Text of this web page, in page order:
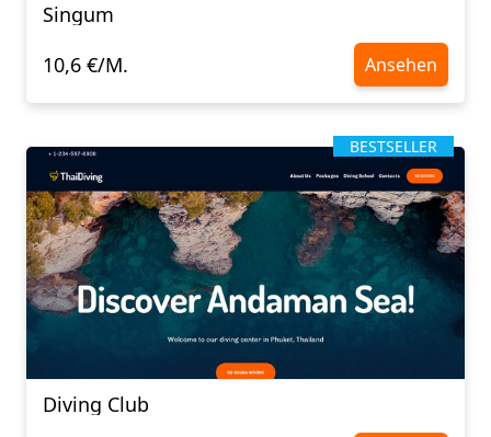
Singum
10,6 €/M.
Ansehen
BESTSELLER
Diving Club